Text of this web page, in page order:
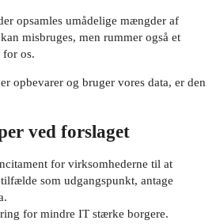
opsamles umådelige mængder af
misbruges, men rummer også et
for os.
opbevarer og bruger vores data, er den
ved forslaget
for virksomhederne til at
som udgangspunkt, antage
for mindre IT stærke borgere.